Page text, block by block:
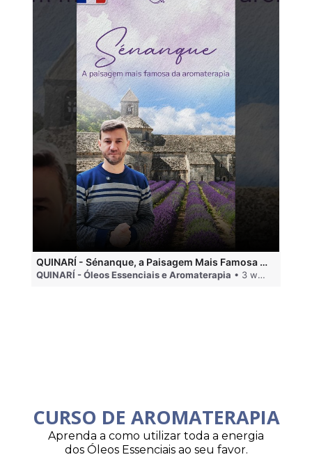
QUINARÍ - Sénanque, a Paisagem Mais Famosa da Aromaterapia
QUINARÍ - Óleos Essenciais e Aromaterapia • 3 weeks ago
CURSO DE AROMATERAPIA
Aprenda a como utilizar toda a energia
dos Óleos Essenciais ao seu favor.